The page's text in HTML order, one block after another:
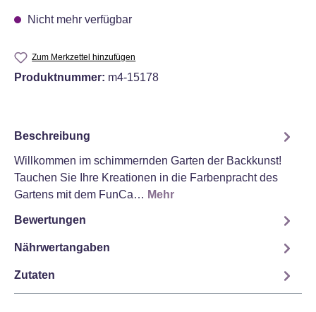
Nicht mehr verfügbar
Zum Merkzettel hinzufügen
Produktnummer: m4-15178
Beschreibung
Willkommen im schimmernden Garten der Backkunst!
Tauchen Sie Ihre Kreationen in die Farbenpracht des
Gartens mit dem FunCa… Mehr
Bewertungen
Nährwertangaben
Zutaten